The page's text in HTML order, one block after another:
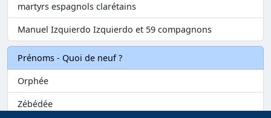
martyrs espagnols clarétains
Manuel Izquierdo Izquierdo et 59 compagnons
Prénoms - Quoi de neuf ?
Orphée
Zébédée